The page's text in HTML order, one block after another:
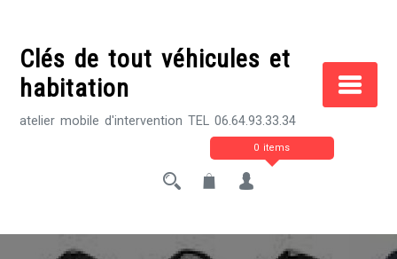
contentClés de tout véhicules et
habitation
atelier mobile d'intervention TEL 06.64.93.33.34
0 items